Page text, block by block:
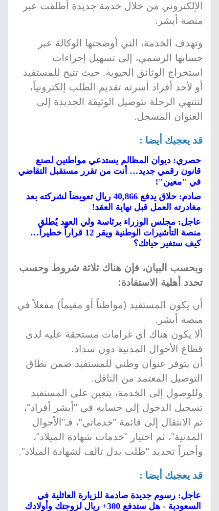
الإلكتروني من خلال خدمة جديدة أطلقت عبر
منصة أبشر.
وتهدف الخدمة، التي أوضحتها الوكالة عبر
حسابها الرسمي، إلى تسهيل إجراءات
استخراج الوثائق الحيوية. حيث تتيح للمستفيد
أو لأحد أفراد أسرته تقديم الطلب إلكترونياً،
لتنتهي الرحلة بتوصيل الوثيقة الجديدة إلى
العنوان المسجل.
قد يعجبك أيضا :
حصري: ديوان المظالم يستدعي مواطنين لصنع
قانون رقمي جديد… أنت من تقرر مستقبل التقاضي
في "معين"!
صادم: حلاق يدفع 40,866 ريال تعويضاً لشركته بعد
مغادرته العمل قبل نهاية العقد!
عاجل: مجلس الوزراء برئاسة ولي العهد يُطلق
منصة التأشيرات الوطنية ويقر 12 قراراً خطيراً…
كيف ستغير حياتك؟
وبحسب البيان، فإن هناك ثلاثة شروط وحسب
تحدد أهلية الاستفادة:
أن يكون المستفيد (مواطناً أو مقيماً) مفعلاً في
منصة أبشر.
ألا يكون هناك أي غرامات مستحقة عليه لدى
قطاع الأحوال المدنية دون سداد.
أن يتوفر عنوان وطني للمستفيد ضمن نطاق
التوصيل المعتمد من الناقل.
وللوصول إلى الخدمة، يتعين على المستفيد
تسجيل الدخول إلى حسابه في "أبشر أفراد"،
ثم الانتقال إلى قائمة "خدماتي"، فـ"الأحوال
المدنية"، ثم اختيار "خدمات شهادة الميلاد"،
وأخيراً تحديد "طلب بدل تالف لشهادة الميلاد".
قد يعجبك أيضا :
عاجل: رسوم جديدة صادمة للزيارة العائلية في
السعودية - هل ستدفع 300+ ريال لزوجتك وأولادك